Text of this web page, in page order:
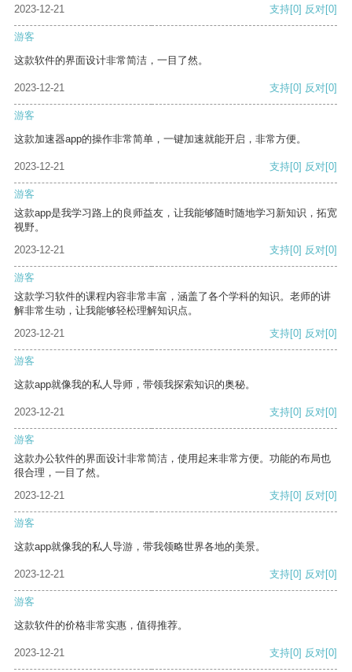
2023-12-21
支持[0] 反对[0]
游客
这款软件的界面设计非常简洁，一目了然。
2023-12-21 支持[0] 反对[0]
游客
这款加速器app的操作非常简单，一键加速就能开启，非常方便。
2023-12-21 支持[0] 反对[0]
游客
这款app是我学习路上的良师益友，让我能够随时随地学习新知识，拓宽
视野。
2023-12-21
支持[0] 反对[0]
游客
这款学习软件的课程内容非常丰富，涵盖了各个学科的知识。老师的讲
解非常生动，让我能够轻松理解知识点。
2023-12-21
支持[0] 反对[0]
游客
这款app就像我的私人导师，带领我探索知识的奥秘。
2023-12-21 支持[0] 反对[0]
游客
这款办公软件的界面设计非常简洁，使用起来非常方便。功能的布局也
很合理，一目了然。
2023-12-21
支持[0] 反对[0]
游客
这款app就像我的私人导游，带我领略世界各地的美景。
2023-12-21 支持[0] 反对[0]
游客
这款软件的价格非常实惠，值得推荐。
2023-12-21 支持[0] 反对[0]